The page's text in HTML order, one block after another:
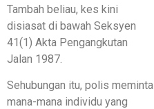
Tambah beliau, kes kini
disiasat di bawah Seksyen
41(1) Akta Pengangkutan
Jalan 1987.
Sehubungan itu, polis meminta
mana-mana individu yang